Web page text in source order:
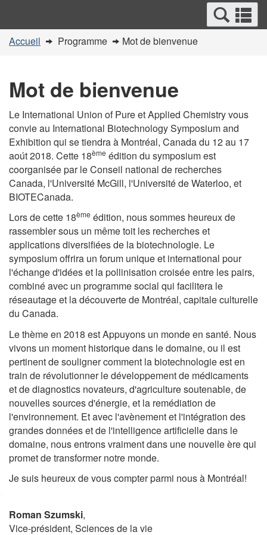
au
contenu
et
menus
et
Vous
Accueil Programme Mot de bienvenue
Mot de bienvenue
Le International Union of Pure et Applied Chemistry vous
convie au International Biotechnology Symposium and
Exhibition qui se tiendra à Montréal, Canada du 12 au 17
aoút 2018. Cette 18ème édition du symposium est
coorganisée par le Conseil national de recherches
Canada, l'Université McGill, l'Université de Waterloo, et
BIOTECanada.
Lors de cette 18ème édition, nous sommes heureux de
rassembler sous un même toit les recherches et
applications diversifiées de la biotechnologie. Le
symposium offrira un forum unique et international pour
l'échange d'idées et la pollinisation croisée entre les pairs,
combiné avec un programme social qui facilitera le
réseautage et la découverte de Montréal, capitale culturelle
du Canada.
Le thème en 2018 est Appuyons un monde en santé. Nous
vivons un moment historique dans le domaine, ou il est
pertinent de souligner comment la biotechnologie est en
train de révolutionner le développement de médicaments
et de diagnostics novateurs, d'agriculture soutenable, de
nouvelles sources d'énergie, et la remédiation de
l'environnement. Et avec l'avènement et l'intégration des
grandes données et de l'intelligence artificielle dans le
domaine, nous entrons vraiment dans une nouvelle ère qui
promet de transformer notre monde.
Je suis heureux de vous compter parmi nous à Montréal!
Roman Szumski,
Vice-président, Sciences de la vie